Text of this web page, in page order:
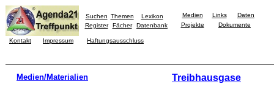
Suchen Themen
Lexikon
Register
Fächer Datenbank
Medien Links
Daten
Projekte
Dokumente
Kontakt Impressum Haftungsausschluss
Medien/Materialien Treibhausgase